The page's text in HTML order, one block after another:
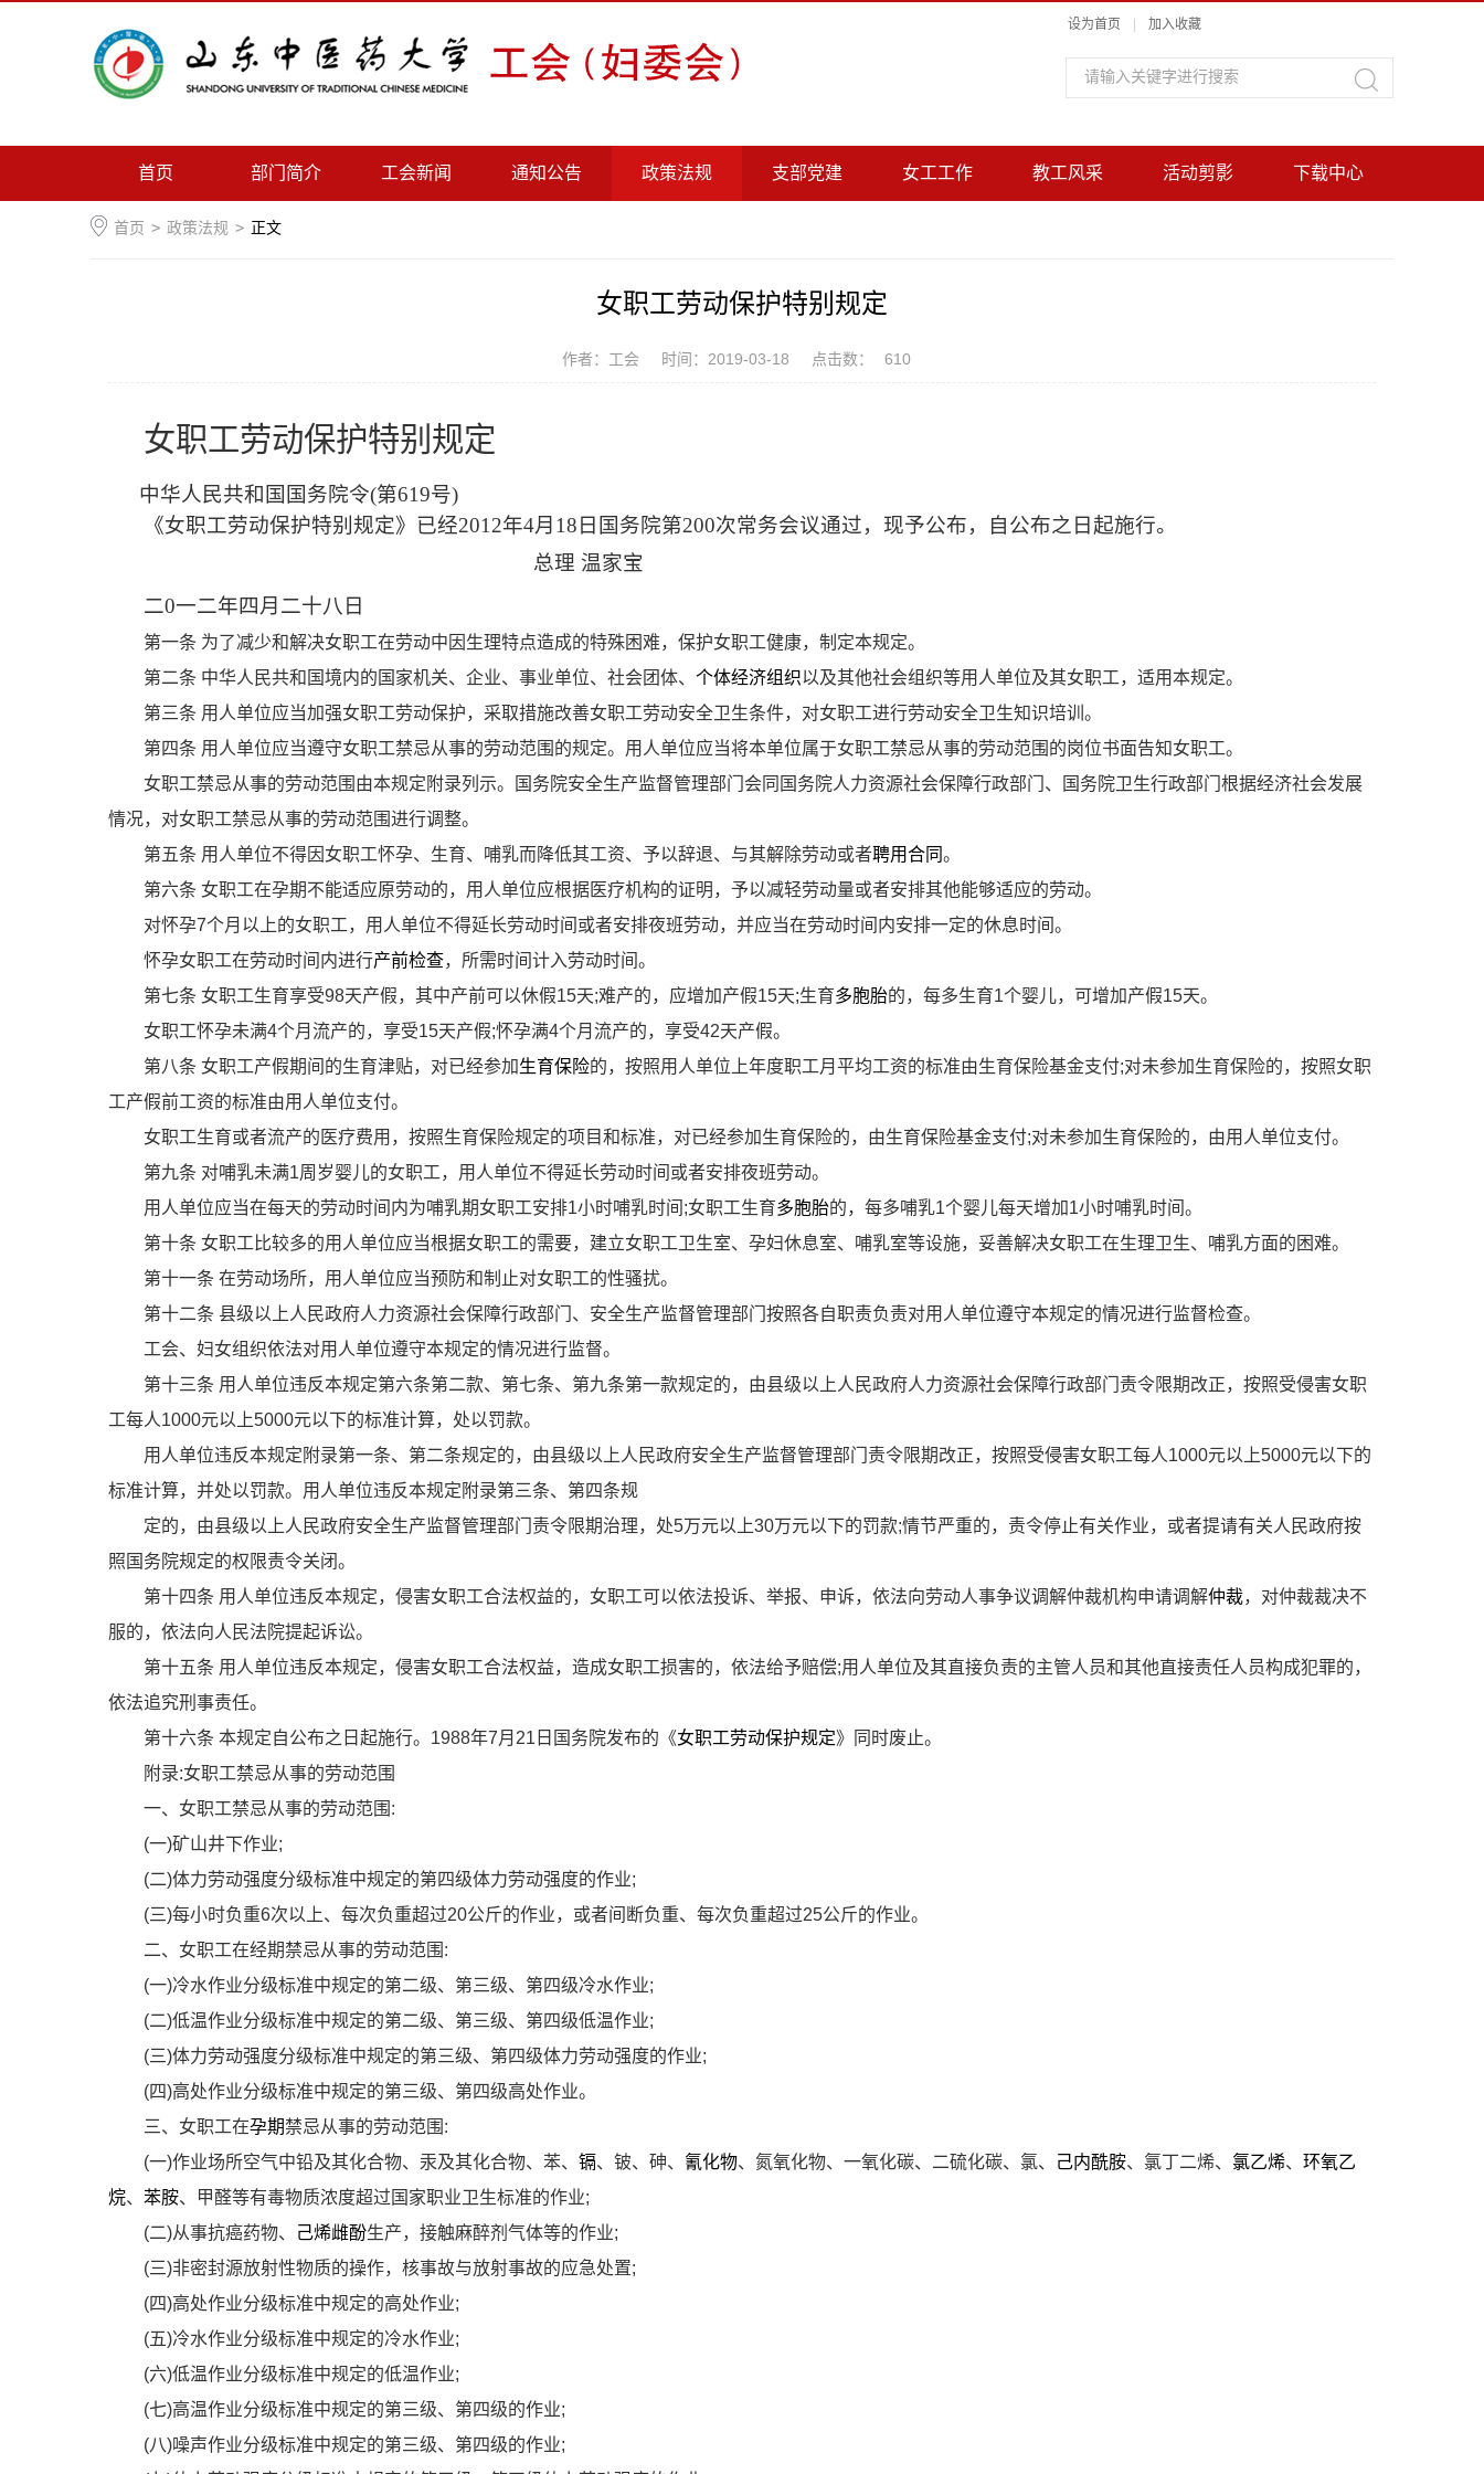
设为首页 加入收藏
首页 部门简介 工会新闻 通知公告 政策法规 支部党建 女工工作 教工风采 活动剪影 下载中心
首页 > 政策法规 > 正文
女职工劳动保护特别规定
作者：工会 时间：2019-03-18 点击数： 610
女职工劳动保护特别规定
中华人民共和国国务院令(第619号)
《女职工劳动保护特别规定》已经2012年4月18日国务院第200次常务会议通过，现予公布，自公布之日起施行。
总理 温家宝
二0一二年四月二十八日
第一条 为了减少和解决女职工在劳动中因生理特点造成的特殊困难，保护女职工健康，制定本规定。
第二条 中华人民共和国境内的国家机关、企业、事业单位、社会团体、 个体经济组织以及其他社会组织等用人单位及其女职工，适用本规定。
第三条 用人单位应当加强女职工劳动保护，采取措施改善女职工劳动安全卫生条件，对女职工进行劳动安全卫生知识培训。
第四条 用人单位应当遵守女职工禁忌从事的劳动范围的规定。用人单位应当将本单位属于女职工禁忌从事的劳动范围的岗位书面告知女职工。
女职工禁忌从事的劳动范围由本规定附录列示。国务院安全生产监督管理部门会同国务院人力资源社会保障行政部门、国务院卫生行政部门根据经济社会发展
情况，对女职工禁忌从事的劳动范围进行调整。
第五条 用人单位不得因女职工怀孕、生育、哺乳而降低其工资、予以辞退、与其解除劳动或者聘用合同。
第六条 女职工在孕期不能适应原劳动的，用人单位应根据医疗机构的证明，予以减轻劳动量或者安排其他能够适应的劳动。
对怀孕7个月以上的女职工，用人单位不得延长劳动时间或者安排夜班劳动，并应当在劳动时间内安排一定的休息时间。
怀孕女职工在劳动时间内进行产前检查，所需时间计入劳动时间。
第七条 女职工生育享受98天产假，其中产前可以休假15天;难产的，应增加产假15天;生育多胞胎的，每多生育1个婴儿，可增加产假15天。
女职工怀孕未满4个月流产的，享受15天产假;怀孕满4个月流产的，享受42天产假。
第八条 女职工产假期间的生育津贴，对已经参加生育保险的，按照用人单位上年度职工月平均工资的标准由生育保险基金支付;对未参加生育保险的，按照女职
工产假前工资的标准由用人单位支付。
女职工生育或者流产的医疗费用，按照生育保险规定的项目和标准，对已经参加生育保险的，由生育保险基金支付;对未参加生育保险的，由用人单位支付。
第九条 对哺乳未满1周岁婴儿的女职工，用人单位不得延长劳动时间或者安排夜班劳动。
用人单位应当在每天的劳动时间内为哺乳期女职工安排1小时哺乳时间 ;女职工生育多胞胎的，每多哺乳1个婴儿每天增加1小时哺乳时间。
第十条 女职工比较多的用人单位应当根据女职工的需要，建立女职工卫生室、孕妇休息室、哺乳室等设施，妥善解决女职工在生理卫生、哺乳方面的困难。
第十一条 在劳动场所，用人单位应当预防和制止对女职工的性骚扰。
第十二条 县级以上人民政府人力资源社会保障行政部门、安全生产监督管理部门按照各自职责负责对用人单位遵守本规定的情况进行监督检查。
工会、妇女组织依法对用人单位遵守本规定的情况进行监督。
第十三条 用人单位违反本规定第六条第二款、第七条、第九条第一款规定的，由县级以上人民政府人力资源社会保障行政部门责令限期改正，按照受侵害女职
工每人1000元以上5000元以下的标准计算，处以罚款。
用人单位违反本规定附录第一条、第二条规定的，由县级以上人民政府安全生产监督管理部门责令限期改正，按照受侵害女职工每人1000元以上5000元以下的
标准计算，并处以罚款。用人单位违反本规定附录第三条、第四条规
定的，由县级以上人民政府安全生产监督管理部门责令限期治理，处5万元以上30万元以下的罚款;情节严重的，责令停止有关作业，或者提请有关人民政府按
照国务院规定的权限责令关闭。
第十四条 用人单位违反本规定，侵害女职工合法权益的，女职工可以依法投诉、举报、申诉，依法向劳动人事争议调解仲裁机构申请调解仲裁，对仲裁裁决不
服的，依法向人民法院提起诉讼。
第十五条 用人单位违反本规定，侵害女职工合法权益，造成女职工损害的，依法给予赔偿;用人单位及其直接负责的主管人员和其他直接责任人员构成犯罪的，
依法追究刑事责任。
第十六条 本规定自公布之日起施行。 1988年7月 21 日国务院发布的《女职工劳动保护规定》同时废止。
附录:女职工禁忌从事的劳动范围
一、女职工禁忌从事的劳动范围 :
(一)矿山井下作业;
(二)体力劳动强度分级标准中规定的第四级体力劳动强度的作业;
(三)每小时负重6次以上、每次负重超过20公斤的作业，或者间断负重、每次负重超过25公斤的作业。
二、女职工在经期禁忌从事的劳动范围 :
(一)冷水作业分级标准中规定的第二级、第三级、第四级冷水作业;
(二)低温作业分级标准中规定的第二级、第三级、第四级低温作业;
(三)体力劳动强度分级标准中规定的第三级、第四级体力劳动强度的作业;
(四)高处作业分级标准中规定的第三级、第四级高处作业。
三、女职工在孕期禁忌从事的劳动范围 :
(一)作业场所空气中铅及其化合物、汞及其化合物、苯、 镉、铍、砷、 氰化物、氮氧化物、一氧化碳、二硫化碳、氯、 己内酰胺、氯丁二烯、 氯乙烯、 环氧乙
烷、 苯胺、甲醛等有毒物质浓度超过国家职业卫生标准的作业;
(二)从事抗癌药物、 己烯雌酚生产，接触麻醉剂气体等的作业;
(三)非密封源放射性物质的操作，核事故与放射事故的应急处置;
(四)高处作业分级标准中规定的高处作业;
(五)冷水作业分级标准中规定的冷水作业;
(六)低温作业分级标准中规定的低温作业;
(七)高温作业分级标准中规定的第三级、第四级的作业;
(八)噪声作业分级标准中规定的第三级、第四级的作业;